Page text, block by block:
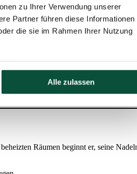
zu Ihrer Verwendung unserer
Partner führen diese Informationen
die sie im Rahmen Ihrer Nutzung
Alle zulassen
ist es eine sehr lohnenswerte
Full-
Räumen beginnt er, seine